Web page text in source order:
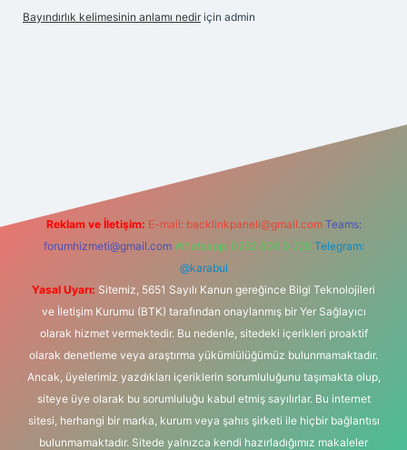
Bayındırlık kelimesinin anlamı nedir için admin
Reklam ve İletişim: E-mail: backlinkpaneli@gmail.com Teams:
forumhizmeti@gmail.com Whatsapp: 0262 606 0 726 Telegram:
@karabul
Yasal Uyarı: Sitemiz, 5651 Sayılı Kanun gereğince Bilgi Teknolojileri
ve İletişim Kurumu (BTK) tarafından onaylanmış bir Yer Sağlayıcı
olarak hizmet vermektedir. Bu nedenle, sitedeki içerikleri proaktif
olarak denetleme veya araştırma yükümlülüğümüz bulunmamaktadır.
Ancak, üyelerimiz yazdıkları içeriklerin sorumluluğunu taşımakta olup,
siteye üye olarak bu sorumluluğu kabul etmiş sayılırlar. Bu internet
sitesi, herhangi bir marka, kurum veya şahıs şirketi ile hiçbir bağlantısı
bulunmamaktadır. Sitede yalnızca kendi hazırladığımız makaleler